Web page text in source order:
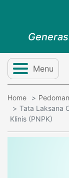
Menu
Home
Pedoman
Tata Laksana
Klinis (PNPK)